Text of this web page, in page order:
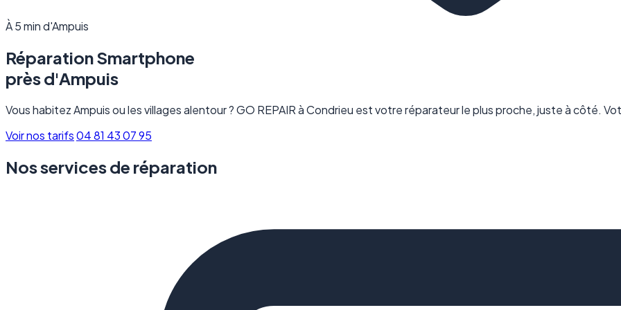
À 5 min d'Ampuis
Réparation Smartphone
près d'Ampuis
Vous habitez Ampuis ou les villages alentour ? GO REPAIR à Condrieu est votre réparateur le plus proche, juste à côté.
Voir nos tarifs04 81 43 07 95
Nos services de réparation